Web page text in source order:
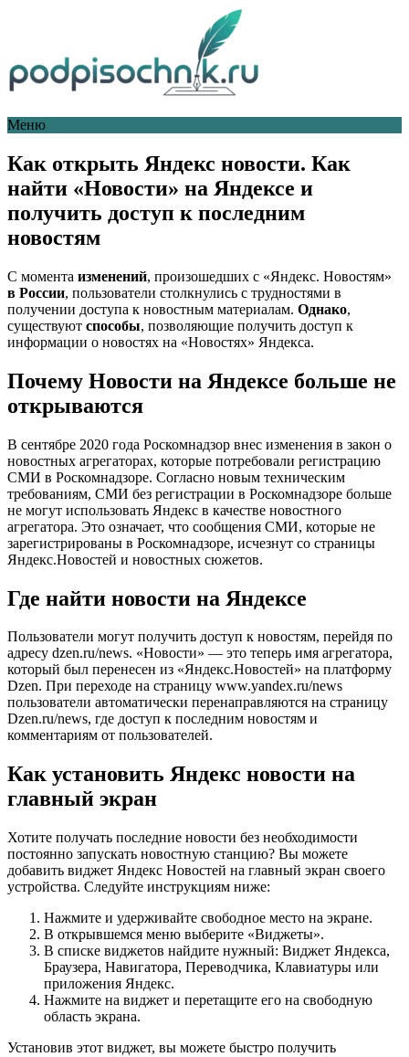
Меню
Как открыть Яндекс новости. Как
найти «Новости» на Яндексе и
получить доступ к последним
новостям
С момента изменений, произошедших с «Яндекс. Новостям»
в России, пользователи столкнулись с трудностями в
получении доступа к новостным материалам. Однако,
существуют способы, позволяющие получить доступ к
информации о новостях на «Новостях» Яндекса.
Почему Новости на Яндексе больше не
открываются
В сентябре 2020 года Роскомнадзор внес изменения в закон о
новостных агрегаторах, которые потребовали регистрацию
СМИ в Роскомнадзоре. Согласно новым техническим
требованиям, СМИ без регистрации в Роскомнадзоре больше
не могут использовать Яндекс в качестве новостного
агрегатора. Это означает, что сообщения СМИ, которые не
зарегистрированы в Роскомнадзоре, исчезнут со страницы
Яндекс.Новостей и новостных сюжетов.
Где найти новости на Яндексе
Пользователи могут получить доступ к новостям, перейдя по
адресу dzen.ru/news. «Новости» — это теперь имя агрегатора,
который был перенесен из «Яндекс.Новостей» на платформу
Dzen. При переходе на страницу www.yandex.ru/news
пользователи автоматически перенаправляются на страницу
Dzen.ru/news, где доступ к последним новостям и
комментариям от пользователей.
Как установить Яндекс новости на
главный экран
Хотите получать последние новости без необходимости
постоянно запускать новостную станцию? Вы можете
добавить виджет Яндекс Новостей на главный экран своего
устройства. Следуйте инструкциям ниже:
Нажмите и удерживайте свободное место на экране.
В открывшемся меню выберите «Виджеты».
В списке виджетов найдите нужный: Виджет Яндекса,
Браузера, Навигатора, Переводчика, Клавиатуры или
приложения Яндекс.
Нажмите на виджет и перетащите его на свободную
область экрана.
Установив этот виджет, вы можете быстро получить